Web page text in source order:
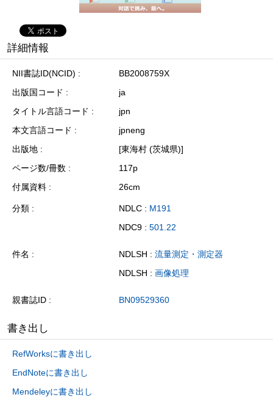
詳細情報
NII書誌ID(NCID)
BB2008759X
出版国コード
ja
タイトル言語コード
jpn
本文言語コード
jpneng
出版地
[東海村 (茨城県)]
ページ数/冊数
117p
付属資料
26cm
分類 NDLC : M191
NDC9 : 501.22
件名 NDLSH : 流量測定・測定器
NDLSH : 画像処理
親書誌ID BN09529360
書き出し
RefWorksに書き出し
EndNoteに書き出し
Mendeleyに書き出し